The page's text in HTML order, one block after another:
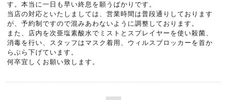
す。本当に一日も早い終息を願うばかりです。
当店の対応といたしましては、営業時間は普段通りしております
が、予約制ですので混みあわないように調整しております。
また、店内を次亜塩素酸水でミストとスプレイヤーを使い殺菌、
消毒を行い、スタッフはマスク着用、ウィルスブロッカーを首か
らぶら下げています。
何卒宜しくお願い致します。